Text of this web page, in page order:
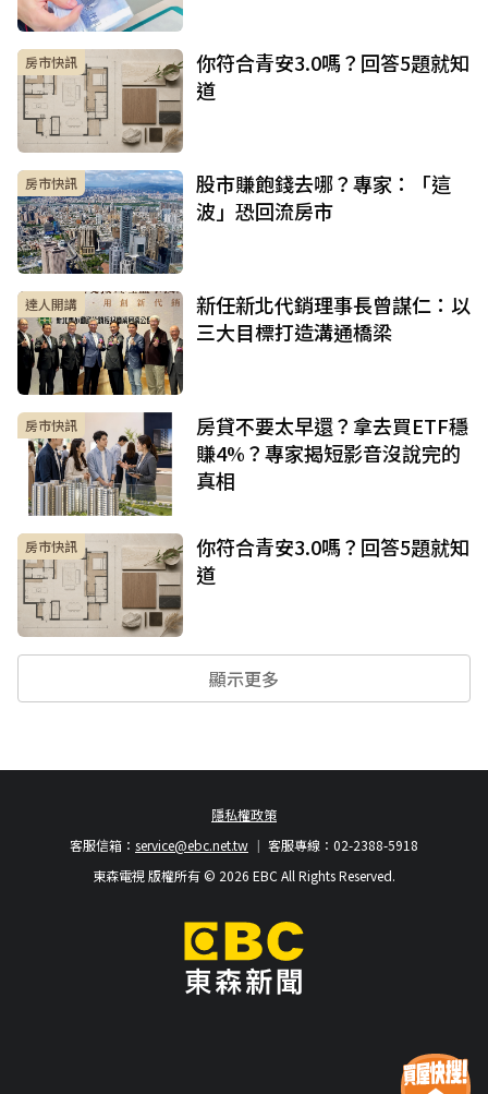
房市快訊
你符合青安3.0嗎？回答5題就知
道
房市快訊
股市賺飽錢去哪？專家：「這
波」恐回流房市
達人開講
新任新北代銷理事長曾謀仁：以
三大目標打造溝通橋梁
房市快訊
房貸不要太早還？拿去買ETF穩
賺4%？專家揭短影音沒說完的
真相
房市快訊
你符合青安3.0嗎？回答5題就知
道
顯示更多
隱私權政策
客服專線：02-2388-5918
客服信箱： service@ebc.net.tw
東森電視 版權所有 © 2026 EBC All Rights Reserved.